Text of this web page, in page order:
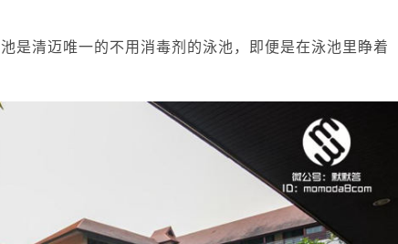
是清迈唯一的不用消毒剂的泳池，即便是在泳池里睁着